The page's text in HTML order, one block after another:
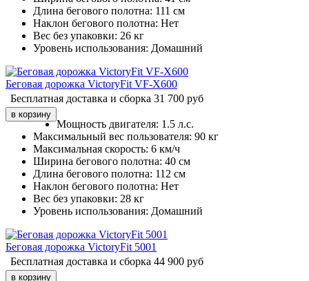
Длина бегового полотна: 111 см
Наклон бегового полотна: Нет
Вес без упаковки: 26 кг
Уровень использования: Домашний
Беговая дорожка VictoryFit VF-X600
Бесплатная доставка и сборка 31 700 руб
Мощность двигателя: 1.5 л.с.
Максимальный вес пользователя: 90 кг
Максимальная скорость: 6 км/ч
Ширина бегового полотна: 40 см
Длина бегового полотна: 112 см
Наклон бегового полотна: Нет
Вес без упаковки: 28 кг
Уровень использования: Домашний
Беговая дорожка VictoryFit 5001
Бесплатная доставка и сборка 44 900 руб